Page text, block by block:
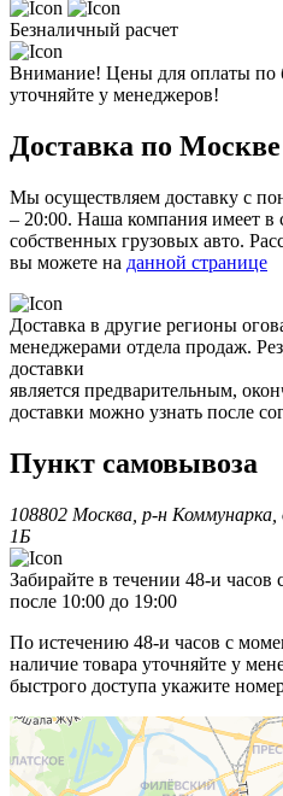
Безналичный расчет
Внимание! Цены для оплаты по
уточняйте у менеджеров!
Доставка по Москве
Мы осуществляем доставку с
– 20:00. Наша компания имеет в
собственных грузовых авто.
вы можете на данной странице
Доставка в другие регионы
менеджерами отдела продаж.
доставки
является предварительным,
доставки можно узнать после
Пункт самовывоза
108802 Москва, р-н Коммунарка,
1Б
Забирайте в течении 48-и часов
после 10:00 до 19:00
По истечению 48-и часов с
наличие товара уточняйте у
быстрого доступа укажите номер